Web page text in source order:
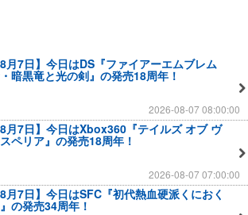
8月7日】今日はDS『ファイアーエムブレム
暗黒竜と光の剣』の発売18周年！
2026-08-07 08:00:00
8月7日】今日はXbox360『テイルズ オブ ヴ
ペリア』の発売18周年！
2026-08-07 07:00:00
8月7日】今日はSFC『初代熱血硬派くにおく
の発売34周年！